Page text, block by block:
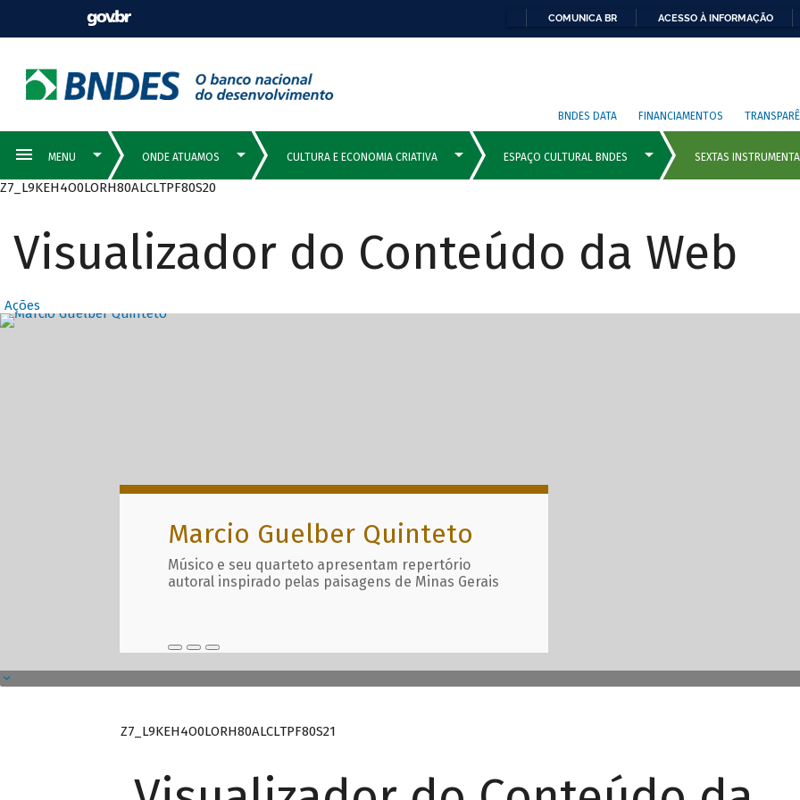
COMUNICA BR ACESSO À INFORMAÇÃO
BNDES DATA FINANCIAMENTOS
Z7_L9KEH4O0LORH80ALCLTPF80S20
Visualizador do Conteúdo da Web
Ações
Destaques Principais com
Marcio Guelber Quinteto
Músico e seu quarteto apresentam repertório
autoral inspirado pelas paisagens de Minas Gerais
Z7_L9KEH4O0LORH80ALCLTPF80S21